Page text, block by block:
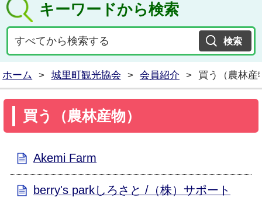
キーワードから検索
ホーム > 城里町観光協会 > 会員紹介 > 買う（農林産
買う（農林産物）
Akemi Farm
berry's parkしろさと /（株）サポート